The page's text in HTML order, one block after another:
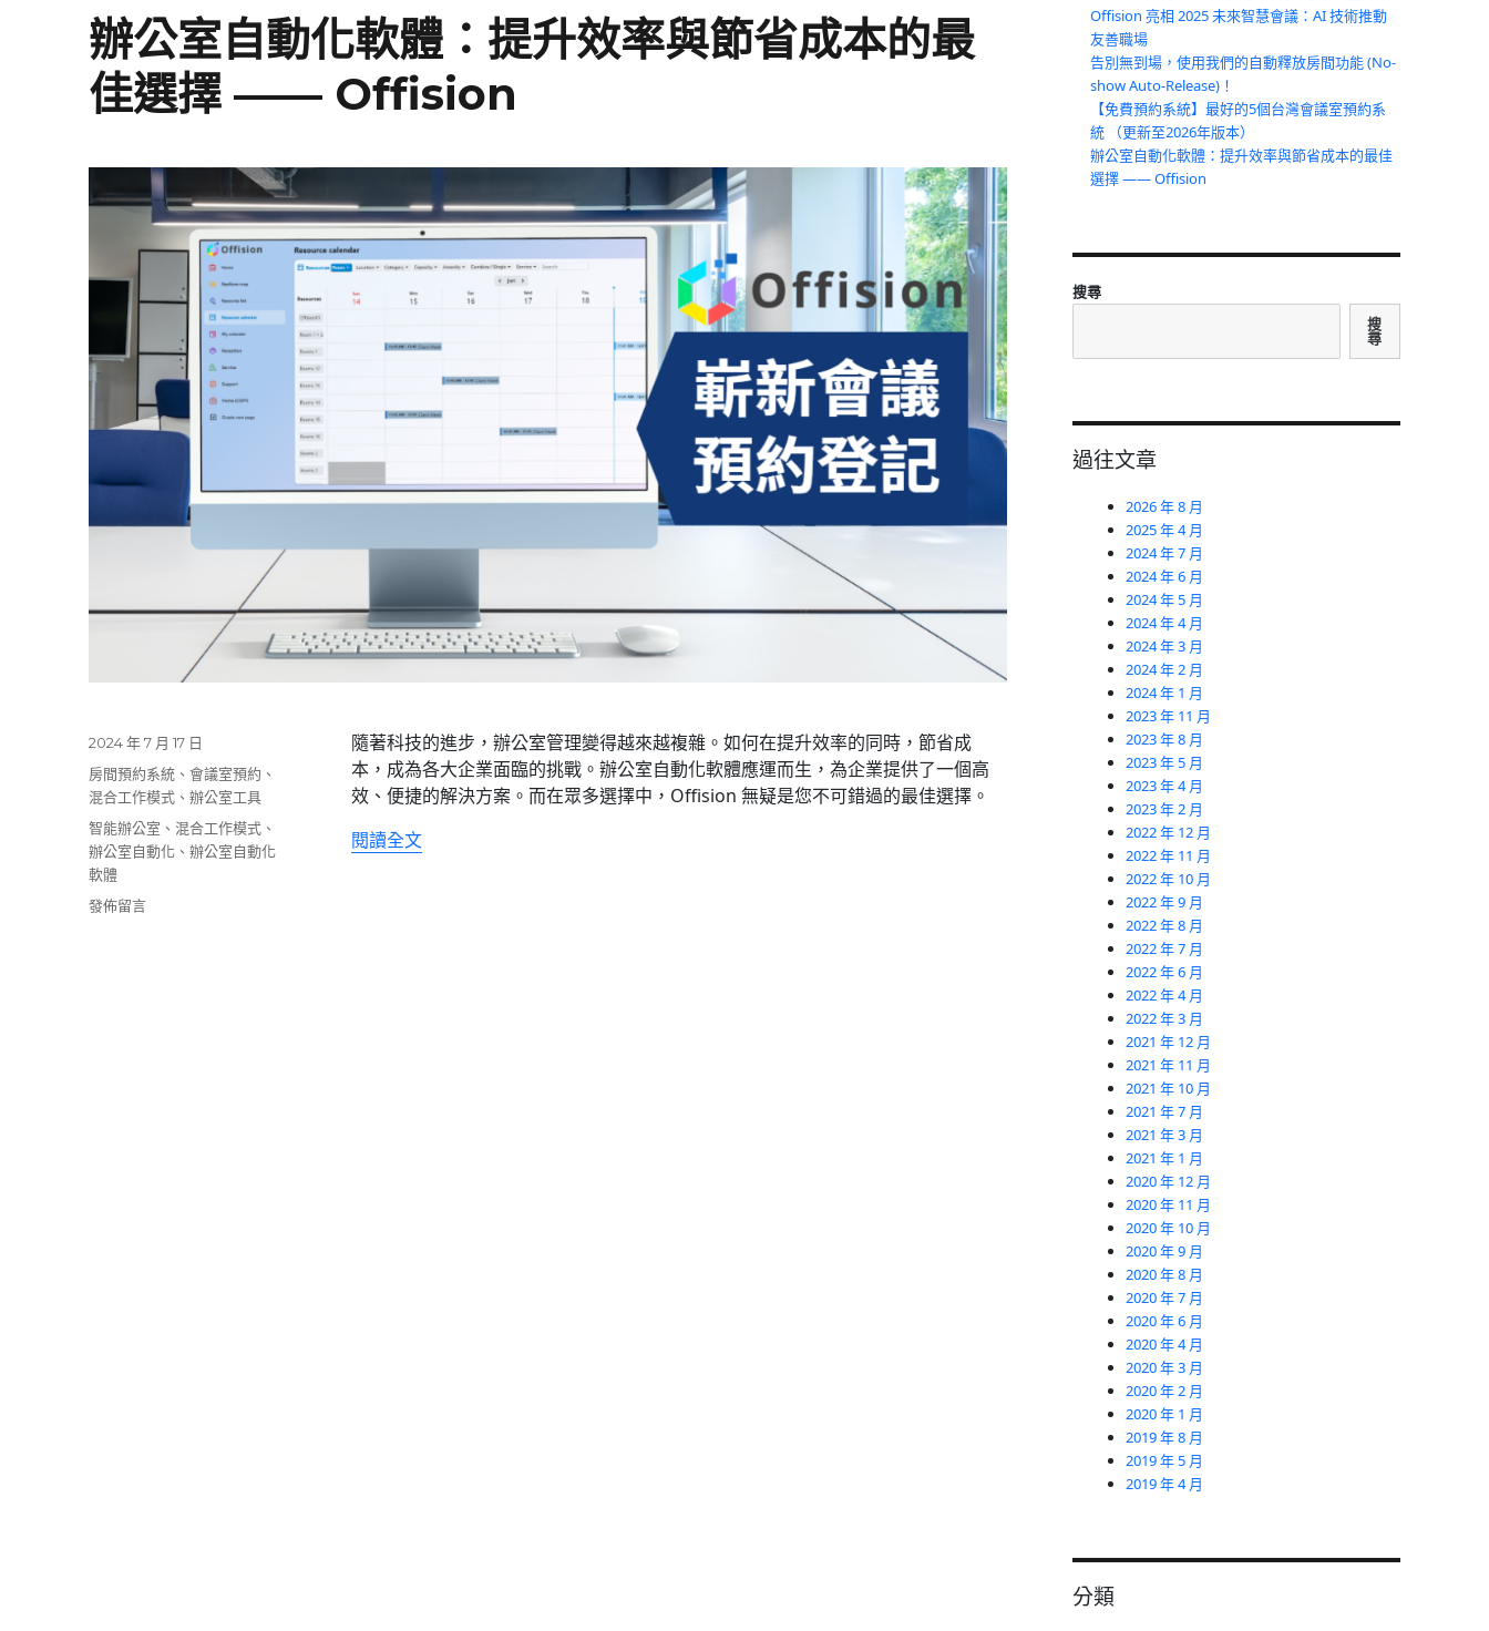
辦公室自動化軟體：提升效率與節省成本的最
佳選擇 —— Offision
隨著科技的進步，辦公室管理變得越來越複雜。如何在提升效率的同時，節省成
本，成為各大企業面臨的挑戰。辦公室自動化軟體應運而生，為企業提供了一個高
效、便捷的解決方案。而在眾多選擇中，Offision 無疑是您不可錯過的最佳選擇。
閱讀全文〈辦公室自動化軟體：提升效率與節省成本的最佳選擇 —— Offision〉
發
佈
日
2024 年 7 月 17 日
分
類
房間預約系統 、會議室預約 、
混合工作模式 、辦公室工具
標
籤
智能辦公室 、混合工作模式 、
辦公室自動化 、辦公室自動化
軟體
在
發佈留言
Offision 亮相 2025 未來智慧會議：AI 技術推動
友善職場
告別無到場，使用我們的自動釋放房間功能 (No-
show Auto-Release)！
【免費預約系統】最好的5個台灣會議室預約系
統 （更新至2026年版本）
辦公室自動化軟體：提升效率與節省成本的最佳
選擇 —— Offision
搜尋
搜
尋
過往文章
2026 年 8 月
2025 年 4 月
2024 年 7 月
2024 年 6 月
2024 年 5 月
2024 年 4 月
2024 年 3 月
2024 年 2 月
2024 年 1 月
2023 年 11 月
2023 年 8 月
2023 年 5 月
2023 年 4 月
2023 年 2 月
2022 年 12 月
2022 年 11 月
2022 年 10 月
2022 年 9 月
2022 年 8 月
2022 年 7 月
2022 年 6 月
2022 年 4 月
2022 年 3 月
2021 年 12 月
2021 年 11 月
2021 年 10 月
2021 年 7 月
2021 年 3 月
2021 年 1 月
2020 年 12 月
2020 年 11 月
2020 年 10 月
2020 年 9 月
2020 年 8 月
2020 年 7 月
2020 年 6 月
2020 年 4 月
2020 年 3 月
2020 年 2 月
2020 年 1 月
2019 年 8 月
2019 年 5 月
2019 年 4 月
分類